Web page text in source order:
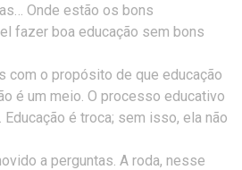
Onde estão os bons
fazer boa educação sem bons
com o propósito de que educação
é um meio. O processo educativo
é troca; sem isso, ela não
a perguntas. A roda, nesse